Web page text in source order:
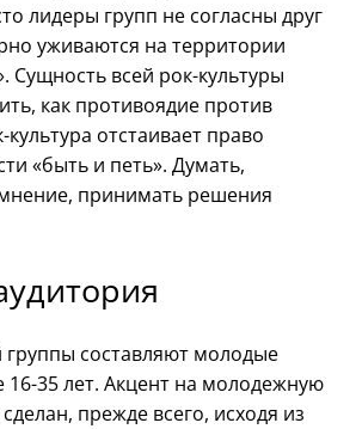
лидеры групп не согласны друг
уживаются на территории
Сущность всей рок-культуры
как противоядие против
отстаивает право
«быть и петь». Думать,
принимать решения
группы составляют молодые
16-35 лет. Акцент на молодежную
прежде всего, исходя из